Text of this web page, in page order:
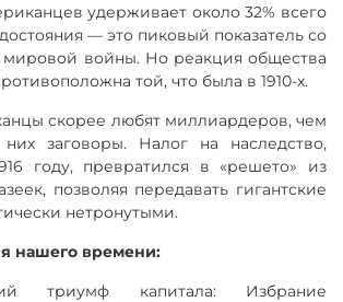
удерживает около 32% всего
— это пиковый показатель со
войны. Но реакция общества
той, что была в 1910-х.
скорее любят миллиардеров, чем
заговоры. Налог на наследство,
году, превратился в «решето» из
позволяя передавать гигантские
нетронутыми.
нашего времени:
триумф капитала: Избрание